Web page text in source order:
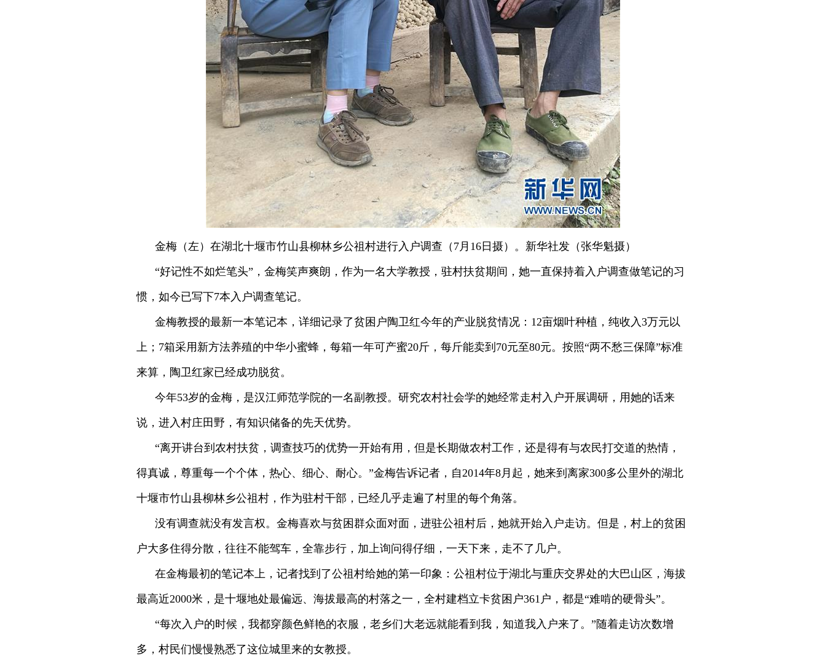
金梅（左）在湖北十堰市竹山县柳林乡公祖村进行入户调查（7月16日摄）。新华社发（张华魁摄）
“好记性不如烂笔头”，金梅笑声爽朗，作为一名大学教授，驻村扶贫期间，她一直保持着入户调查做笔记的习
惯，如今已写下7本入户调查笔记。
金梅教授的最新一本笔记本，详细记录了贫困户陶卫红今年的产业脱贫情况：12亩烟叶种植，纯收入3万元以
上；7箱采用新方法养殖的中华小蜜蜂，每箱一年可产蜜20斤，每斤能卖到70元至80元。按照“两不愁三保障”标准
来算，陶卫红家已经成功脱贫。
今年53岁的金梅，是汉江师范学院的一名副教授。研究农村社会学的她经常走村入户开展调研，用她的话来
说，进入村庄田野，有知识储备的先天优势。
“离开讲台到农村扶贫，调查技巧的优势一开始有用，但是长期做农村工作，还是得有与农民打交道的热情，
得真诚，尊重每一个个体，热心、细心、耐心。”金梅告诉记者，自2014年8月起，她来到离家300多公里外的湖北
十堰市竹山县柳林乡公祖村，作为驻村干部，已经几乎走遍了村里的每个角落。
没有调查就没有发言权。金梅喜欢与贫困群众面对面，进驻公祖村后，她就开始入户走访。但是，村上的贫困
户大多住得分散，往往不能驾车，全靠步行，加上询问得仔细，一天下来，走不了几户。
在金梅最初的笔记本上，记者找到了公祖村给她的第一印象：公祖村位于湖北与重庆交界处的大巴山区，海拔
最高近2000米，是十堰地处最偏远、海拔最高的村落之一，全村建档立卡贫困户361户，都是“难啃的硬骨头”。
“每次入户的时候，我都穿颜色鲜艳的衣服，老乡们大老远就能看到我，知道我入户来了。”随着走访次数增
多，村民们慢慢熟悉了这位城里来的女教授。